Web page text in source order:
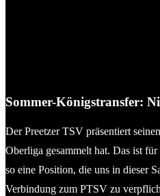
Sommer-Königstransfer:
Der Preetzer TSV präsentiert
Oberliga gesammelt hat. Das ist
so eine Position, die uns in dieser
Verbindung zum PTSV zu